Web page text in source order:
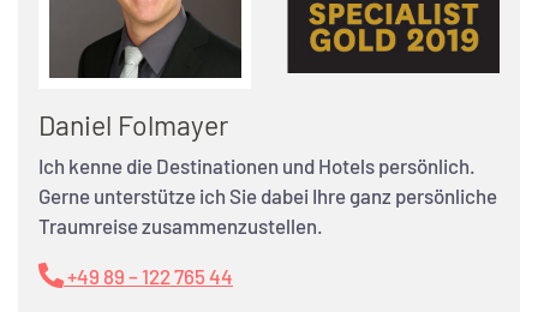
Daniel Folmayer
Ich kenne die Destinationen und Hotels persönlich.
Gerne unterstütze ich Sie dabei Ihre ganz persönliche
Traumreise zusammenzustellen.
+49 89 – 122 765 44